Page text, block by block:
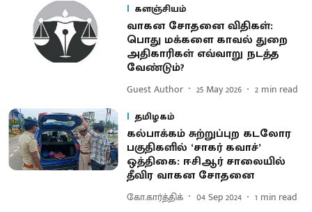
களஞ்சியம்
வாகன சோதனை விதிகள்:
பொது மக்களை காவல் துறை
அதிகாரிகள் எவ்வாறு நடத்த
வேண்டும்?
Guest Author 25 May 2026 2 min read
தமிழகம்
கல்பாக்கம் சுற்றுப்புற கடலோர
பகுதிகளில் ‘சாகர் கவாச்’
ஒத்திகை: ஈசிஆர் சாலையில்
தீவிர வாகன சோதனை
கோ.கார்த்திக் 04 Sep 2024 1 min read